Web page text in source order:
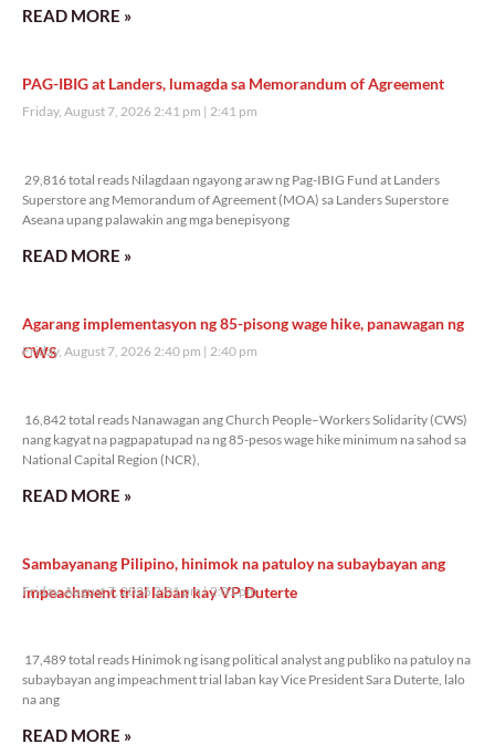
READ MORE »
PAG-IBIG at Landers, lumagda sa Memorandum of Agreement
Friday, August 7, 2026 2:41 pm 2:41 pm
29,816 total reads Nilagdaan ngayong araw ng Pag-IBIG Fund at Landers
Superstore ang Memorandum of Agreement (MOA) sa Landers Superstore
Aseana upang palawakin ang mga benepisyong
READ MORE »
Agarang implementasyon ng 85-pisong wage hike, panawagan ng
CWS
Friday, August 7, 2026 2:40 pm 2:40 pm
16,842 total reads Nanawagan ang Church People–Workers Solidarity (CWS)
nang kagyat na pagpapatupad na ng 85-pesos wage hike minimum na sahod sa
National Capital Region (NCR),
READ MORE »
Sambayanang Pilipino, hinimok na patuloy na subaybayan ang
impeachment trial laban kay VP Duterte
Friday, August 7, 2026 2:01 pm 2:01 pm
17,489 total reads Hinimok ng isang political analyst ang publiko na patuloy na
subaybayan ang impeachment trial laban kay Vice President Sara Duterte, lalo
na ang
READ MORE »